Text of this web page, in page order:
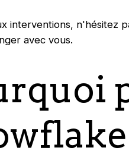
interventions, n'hésitez
avec vous.